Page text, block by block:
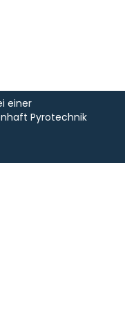
einer
Pyrotechnik